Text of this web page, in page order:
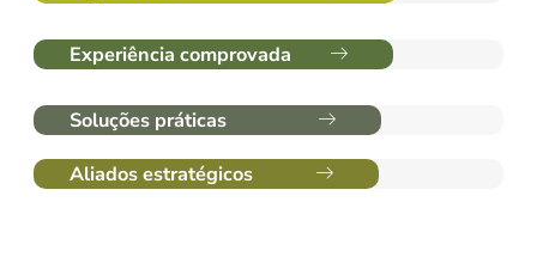
Experiência comprovada
Soluções práticas
Aliados estratégicos